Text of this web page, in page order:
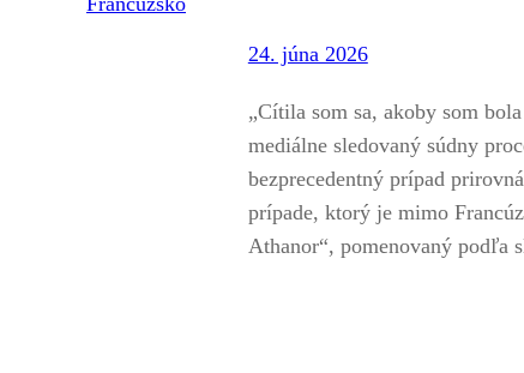
24. júna 2026
„Cítila som sa, akoby som
mediálne sledovaný súdny
bezprecedentný prípad
prípade, ktorý je mimo
Athanor“, pomenovaný podľa